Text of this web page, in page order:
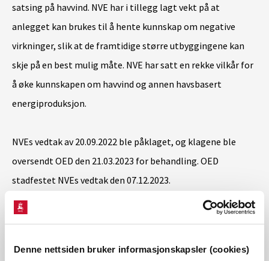
Denne nettsiden bruker informasjonskapsler (cookies)
satsing på havvind. NVE har i tillegg lagt vekt på at
anlegget kan brukes til å hente kunnskap om negative
virkninger, slik at de framtidige større utbyggingene kan
skje på en best mulig måte. NVE har satt en rekke vilkår for
å øke kunnskapen om havvind og annen havsbasert
energiproduksjon.
NVEs vedtak av 20.09.2022 ble påklaget, og klagene ble
oversendt OED den 21.03.2023 for behandling. OED
stadfestet NVEs vedtak den 07.12.2023.
Den 04.02.2025 oversendte Energidepartementet en søknad
nr. 5 i konsesjonen, som setter en tidsgrense på maksimalt